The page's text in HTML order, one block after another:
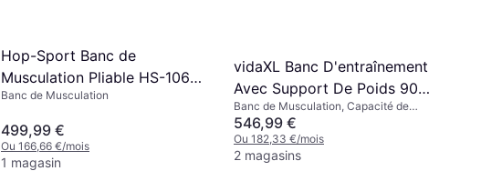
Hop-Sport Banc de
Musculation Pliable HS-1065
avec Poids 105kg
Banc de Musculation
499,99 €
Ou 166,66 €/mois
1 magasin
vidaXL Banc D'entraînement
Avec Support De Poids 90
Kg
Banc de Musculation, Capacité de
charge (max) 100 kg
546,99 €
Ou 182,33 €/mois
2 magasins